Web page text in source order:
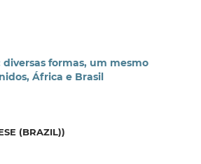
formas, um mesmo
África e Brasil
(BRAZIL))